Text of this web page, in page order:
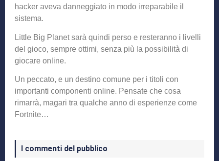
hacker aveva danneggiato in modo irreparabile il
sistema.
Little Big Planet sarà quindi perso e resteranno i livelli
del gioco, sempre ottimi, senza più la possibilità di
giocare online.
Un peccato, e un destino comune per i titoli con
importanti componenti online. Pensate che cosa
rimarrà, magari tra qualche anno di esperienze come
Fortnite…
I commenti del pubblico